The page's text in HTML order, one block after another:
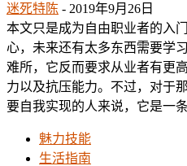
迷死特陈 - 2019年9月26日
本文只是成为自由职业者的入
心，未来还有太多东西需要学
难所，它反而要求从业者有更
力以及抗压能力。不过，对于
要自我实现的人来说，它是一
魅力技能
生活指南